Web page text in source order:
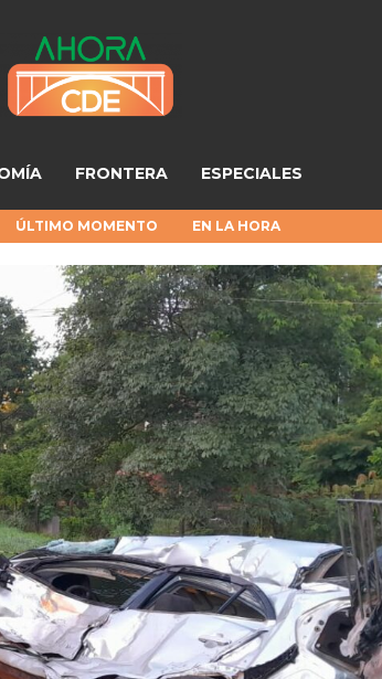
FRONTERA ESPECIALES
ÚLTIMO MOMENTO EN LA HORA